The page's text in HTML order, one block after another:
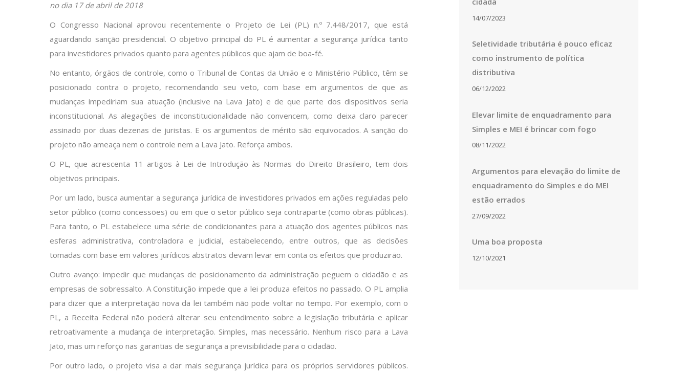
no dia 17 de abril de 2018
O Congresso Nacional aprovou recentemente o Projeto de Lei (PL) n.º 7.448/2017, que está
aguardando sanção presidencial. O objetivo principal do PL é aumentar a segurança jurídica tanto
para investidores privados quanto para agentes públicos que ajam de boa-fé.
No entanto, órgãos de controle, como o Tribunal de Contas da União e o Ministério Público, têm se
posicionado contra o projeto, recomendando seu veto, com base em argumentos de que as
mudanças impediriam sua atuação (inclusive na Lava Jato) e de que parte dos dispositivos seria
inconstitucional. As alegações de inconstitucionalidade não convencem, como deixa claro parecer
assinado por duas dezenas de juristas. E os argumentos de mérito são equivocados. A sanção do
projeto não ameaça nem o controle nem a Lava Jato. Reforça ambos.
O PL, que acrescenta 11 artigos à Lei de Introdução às Normas do Direito Brasileiro, tem dois
objetivos principais.
Por um lado, busca aumentar a segurança jurídica de investidores privados em ações reguladas pelo
setor público (como concessões) ou em que o setor público seja contraparte (como obras públicas).
Para tanto, o PL estabelece uma série de condicionantes para a atuação dos agentes públicos nas
esferas administrativa, controladora e judicial, estabelecendo, entre outros, que as decisões
tomadas com base em valores jurídicos abstratos devam levar em conta os efeitos que produzirão.
Outro avanço: impedir que mudanças de posicionamento da administração peguem o cidadão e as
empresas de sobressalto. A Constituição impede que a lei produza efeitos no passado. O PL amplia
para dizer que a interpretação nova da lei também não pode voltar no tempo. Por exemplo, com o
PL, a Receita Federal não poderá alterar seu entendimento sobre a legislação tributária e aplicar
retroativamente a mudança de interpretação. Simples, mas necessário. Nenhum risco para a Lava
Jato, mas um reforço nas garantias de segurança a previsibilidade para o cidadão.
Por outro lado, o projeto visa a dar mais segurança jurídica para os próprios servidores públicos.
14/07/2023
Seletividade tributária é pouco eficaz
como instrumento de política
distributiva
06/12/2022
Elevar limite de enquadramento para
Simples e MEI é brincar com fogo
08/11/2022
Argumentos para elevação do limite de
enquadramento do Simples e do MEI
estão errados
27/09/2022
Uma boa proposta
12/10/2021